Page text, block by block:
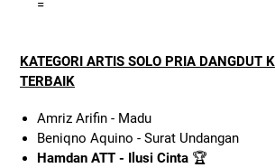
=
KATEGORI ARTIS SOLO PRIA DANGDUT
TERBAIK
Amriz Arifin - Madu
Beniqno Aquino - Surat Undangan
Hamdan ATT - Ilusi Cinta🏆